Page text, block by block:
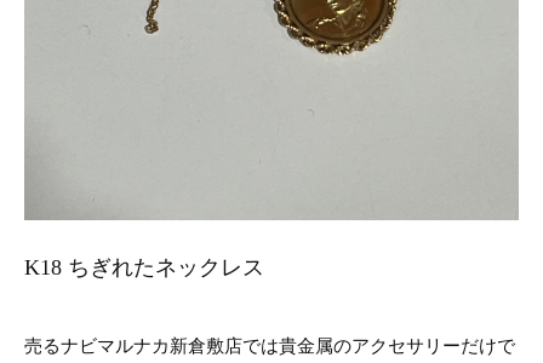
K18 ちぎれたネックレス
売るナビマルナカ新倉敷店では貴金属のアクセサリーだけで